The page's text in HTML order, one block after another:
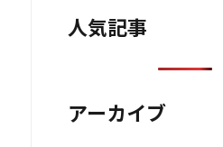
人気記事
アーカイブ